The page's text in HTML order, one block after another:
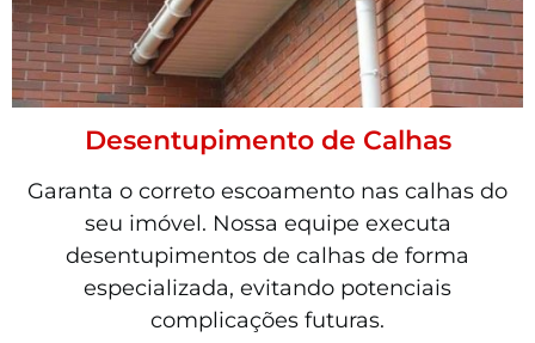
Desentupimento de Calhas
Garanta o correto escoamento nas calhas do
seu imóvel. Nossa equipe executa
desentupimentos de calhas de forma
especializada, evitando potenciais
complicações futuras.